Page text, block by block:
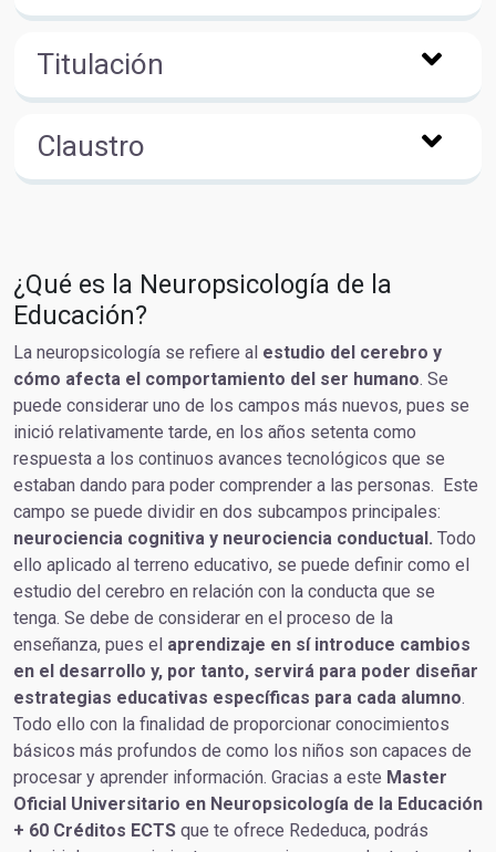
Titulación
Claustro
¿Qué es la Neuropsicología de la
Educación?
La neuropsicología se refiere al estudio del cerebro y
cómo afecta el comportamiento del ser humano. Se
puede considerar uno de los campos más nuevos, pues se
inició relativamente tarde, en los años setenta como
respuesta a los continuos avances tecnológicos que se
estaban dando para poder comprender a las personas. Este
campo se puede dividir en dos subcampos principales:
neurociencia cognitiva y neurociencia conductual. Todo
ello aplicado al terreno educativo, se puede definir como el
estudio del cerebro en relación con la conducta que se
tenga. Se debe de considerar en el proceso de la
enseñanza, pues el aprendizaje en sí introduce cambios
en el desarrollo y, por tanto, servirá para poder diseñar
estrategias educativas específicas para cada alumno.
Todo ello con la finalidad de proporcionar conocimientos
básicos más profundos de como los niños son capaces de
procesar y aprender información. Gracias a este Master
Oficial Universitario en Neuropsicología de la Educación
+ 60 Créditos ECTS que te ofrece Rededuca, podrás